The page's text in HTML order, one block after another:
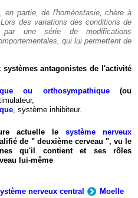
en partie, de l'homéostasie, chère à
des variations des conditions de
par une série de modifications
qui lui permettent de
systèmes antagonistes de l'activité
ou orthosympathique(ou
, système inhibiteur.
actuelle le système nerveux
de " deuxième cerveau ", vu le
qu'il contient et ses rôles
lui-même
nerveux central
Moelle